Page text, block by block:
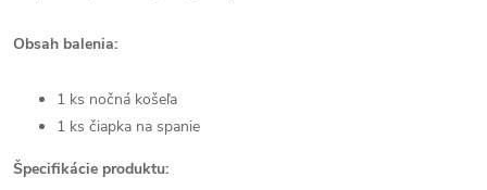
Obsah balenia:
1 ks nočná košeľa
1 ks čiapka na spanie
Špecifikácie produktu: